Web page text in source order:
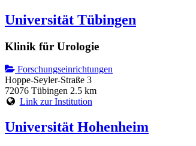
Universität Tübingen
Klinik für Urologie
Forschungseinrichtungen
Hoppe-Seyler-Straße 3
72076 Tübingen 2.5 km
Link zur Institution
Universität Hohenheim